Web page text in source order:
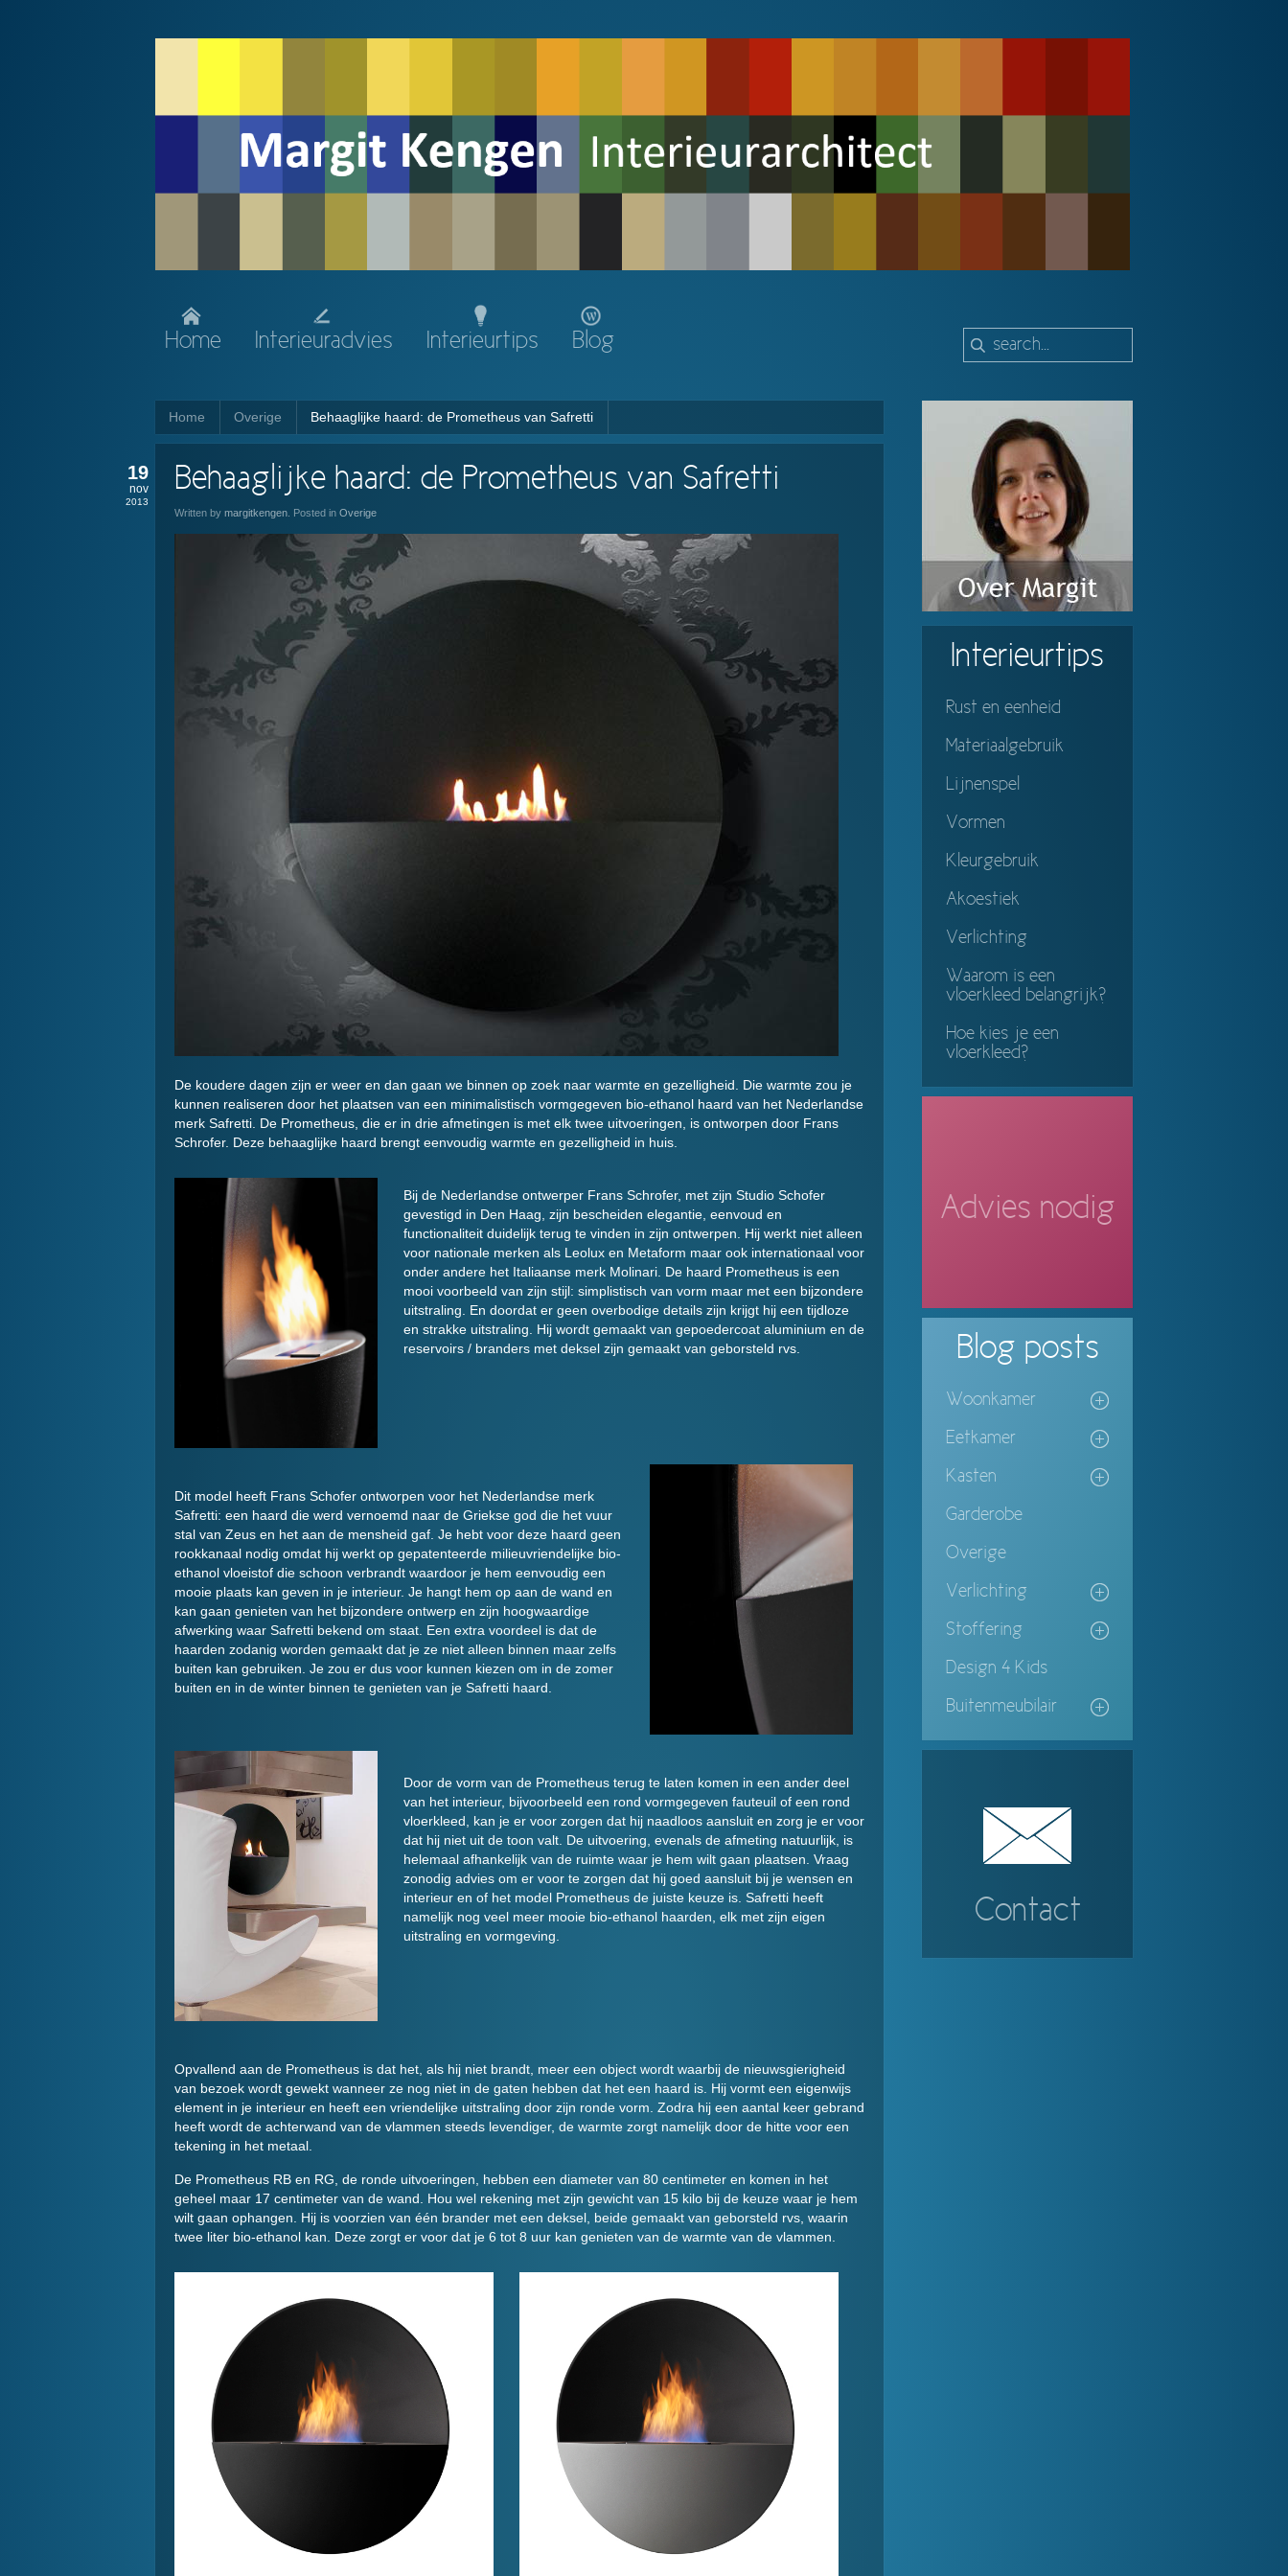
Home Interieuradvies Interieurtips Blog
Home Overige Behaaglijke haard: de Prometheus van Safretti
19
nov
2013
Behaaglijke haard: de Prometheus van Safretti
Written by margitkengen . Posted in Overige
De koudere dagen zijn er weer en dan gaan we binnen op zoek naar warmte en gezelligheid. Die warmte zou je
kunnen realiseren door het plaatsen van een minimalistisch vormgegeven bio-ethanol haard van het Nederlandse
merk Safretti. De Prometheus, die er in drie afmetingen is met elk twee uitvoeringen, is ontworpen door Frans
Schrofer. Deze behaaglijke haard brengt eenvoudig warmte en gezelligheid in huis.
Bij de Nederlandse ontwerper Frans Schrofer, met zijn Studio Schofer
gevestigd in Den Haag, zijn bescheiden elegantie, eenvoud en
functionaliteit duidelijk terug te vinden in zijn ontwerpen. Hij werkt niet alleen
voor nationale merken als Leolux en Metaform maar ook internationaal voor
onder andere het Italiaanse merk Molinari. De haard Prometheus is een
mooi voorbeeld van zijn stijl: simplistisch van vorm maar met een bijzondere
uitstraling. En doordat er geen overbodige details zijn krijgt hij een tijdloze
en strakke uitstraling. Hij wordt gemaakt van gepoedercoat aluminium en de
reservoirs / branders met deksel zijn gemaakt van geborsteld rvs.
Dit model heeft Frans Schofer ontworpen voor het Nederlandse merk
Safretti: een haard die werd vernoemd naar de Griekse god die het vuur
stal van Zeus en het aan de mensheid gaf. Je hebt voor deze haard geen
rookkanaal nodig omdat hij werkt op gepatenteerde milieuvriendelijke bio-
ethanol vloeistof die schoon verbrandt waardoor je hem eenvoudig een
mooie plaats kan geven in je interieur. Je hangt hem op aan de wand en
kan gaan genieten van het bijzondere ontwerp en zijn hoogwaardige
afwerking waar Safretti bekend om staat. Een extra voordeel is dat de
haarden zodanig worden gemaakt dat je ze niet alleen binnen maar zelfs
buiten kan gebruiken. Je zou er dus voor kunnen kiezen om in de zomer
buiten en in de winter binnen te genieten van je Safretti haard.
Door de vorm van de Prometheus terug te laten komen in een ander deel
van het interieur, bijvoorbeeld een rond vormgegeven fauteuil of een rond
vloerkleed, kan je er voor zorgen dat hij naadloos aansluit en zorg je er voor
dat hij niet uit de toon valt. De uitvoering, evenals de afmeting natuurlijk, is
helemaal afhankelijk van de ruimte waar je hem wilt gaan plaatsen. Vraag
zonodig advies om er voor te zorgen dat hij goed aansluit bij je wensen en
interieur en of het model Prometheus de juiste keuze is. Safretti heeft
namelijk nog veel meer mooie bio-ethanol haarden, elk met zijn eigen
uitstraling en vormgeving.
Opvallend aan de Prometheus is dat het, als hij niet brandt, meer een object wordt waarbij de nieuwsgierigheid
van bezoek wordt gewekt wanneer ze nog niet in de gaten hebben dat het een haard is. Hij vormt een eigenwijs
element in je interieur en heeft een vriendelijke uitstraling door zijn ronde vorm. Zodra hij een aantal keer gebrand
heeft wordt de achterwand van de vlammen steeds levendiger, de warmte zorgt namelijk door de hitte voor een
tekening in het metaal.
De Prometheus RB en RG, de ronde uitvoeringen, hebben een diameter van 80 centimeter en komen in het
geheel maar 17 centimeter van de wand. Hou wel rekening met zijn gewicht van 15 kilo bij de keuze waar je hem
wilt gaan ophangen. Hij is voorzien van één brander met een deksel, beide gemaakt van geborsteld rvs, waarin
twee liter bio-ethanol kan. Deze zorgt er voor dat je 6 tot 8 uur kan genieten van de warmte van de vlammen.
Interieurtips
Rust en eenheid
Materiaalgebruik
Lijnenspel
Vormen
Kleurgebruik
Akoestiek
Verlichting
Waarom is een
vloerkleed belangrijk?
Hoe kies je een
vloerkleed?
Advies nodig
Blog posts
Woonkamer
Eetkamer
Kasten
Garderobe
Overige
Verlichting
Stoffering
Design 4 Kids
Buitenmeubilair
Contact